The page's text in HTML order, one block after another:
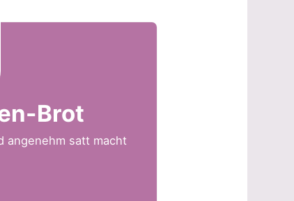
Brot
angenehm satt macht